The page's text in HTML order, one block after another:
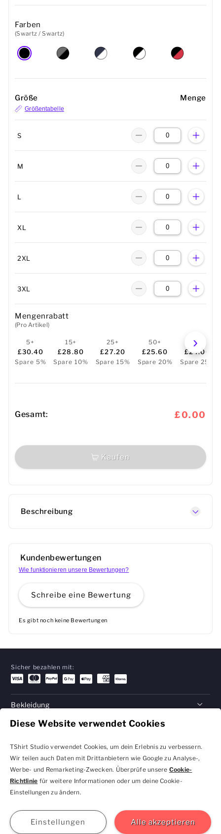
Diese Website verwendet Cookies
TShirt Studio verwendet Cookies, um dein Erlebnis zu verbessern.
Wir teilen auch Daten mit Drittanbietern wie Google zu Analyse-,
Werbe- und Remarketing-Zwecken. Überprüfe unsere Cookie-
Richtlinie für weitere Informationen oder um deine Cookie-
Einstellungen zu ändern.
Beitreten Anmelden GBP
Farben
(Swartz / Swartz)
Größe Menge
Größentabelle
S
M
L
XL
2XL
3XL
Mengenrabatt
(Pro Artikel)
5+
£30.40
Spare 5%
15+
£28.80
Spare 10%
25+
£27.20
Spare 15%
50+
£25.60
Spare 20%
100+
£24.00
Spare 25%
Gesamt: £0.00
Kaufen
Beschreibung
Kundenbewertungen
Wie funktionieren unsere Bewertungen?
Schreibe eine Bewertung
Es gibt noch keine Bewertungen
Sicher bezahlen mit:
Bekleidung
Geschenke
Hilfe
Datenschutzbestimmungen
und Cookie-Einstellungen
kontakt@tshirtstudio.de
2026 TShirt Studio